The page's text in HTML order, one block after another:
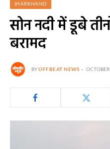
JHARKHAND
सोन नदी में डूबे
बरामद
BYOFFBEAT NEWS